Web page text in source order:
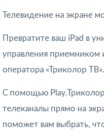
Телевидение на экране
Превратите ваш iPad в
управления приемником
оператора «Триколор ТВ».
С помощью
телеканалы прямо на
поможет вам выбрать,